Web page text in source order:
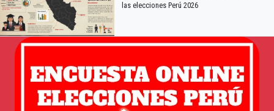
las elecciones Perú 2026